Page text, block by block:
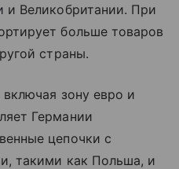
Великобритании. При
больше товаров
страны.
включая зону евро и
Германии
цепочки с
такими как Польша, и